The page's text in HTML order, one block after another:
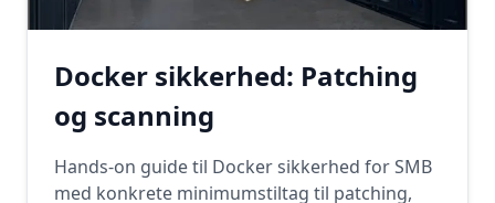
Docker sikkerhed: Patching
og scanning
Hands-on guide til Docker sikkerhed for SMB
med konkrete minimumstiltag til patching,